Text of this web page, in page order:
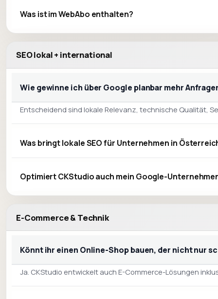
Was ist im WebAbo enthalten?
SEO lokal + international
Wie gewinne ich über Google planbar mehr
Entscheidend sind lokale Relevanz, technische Qualität,
Was bringt lokale SEO für Unternehmen in
Optimiert CKStudio auch mein Google-
E-Commerce & Technik
Könnt ihr einen Online-Shop bauen, der nicht nur
Ja. CKStudio entwickelt auch E-Commerce-Lösungen